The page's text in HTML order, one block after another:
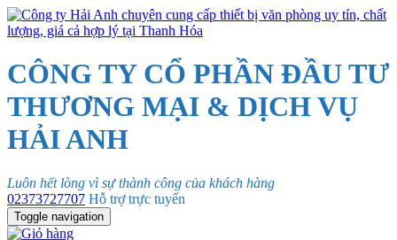
CÔNG TY CỔ PHẦN ĐẦU TƯ
THƯƠNG MẠI & DỊCH VỤ
HẢI ANH
Luôn hết lòng vì sự thành công của khách hàng
02373727707 Hỗ trợ trực tuyến
Toggle navigation